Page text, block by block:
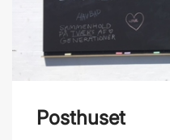
Posthuset